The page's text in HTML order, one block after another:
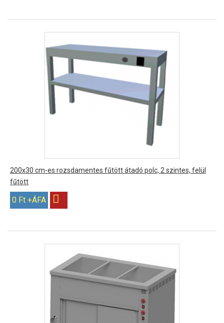
200x30 cm-es rozsdamentes fűtött átadó polc, 2 szintes, felül
fűtött
0 Ft +ÁFA